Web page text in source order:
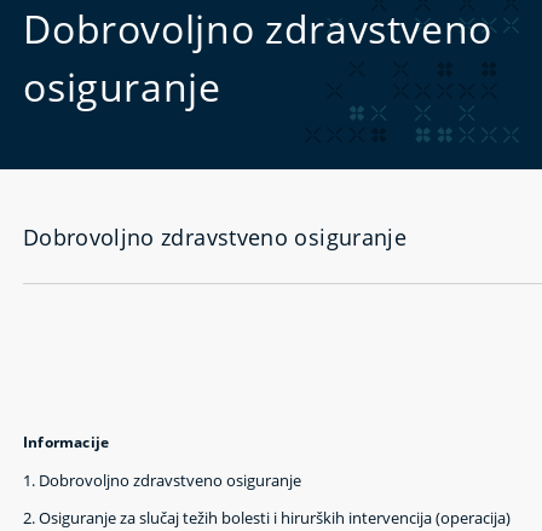
Dobrovoljno zdravstveno
osiguranje
Dobrovoljno zdravstveno osiguranje
Informacije
1. Dobrovoljno zdravstveno osiguranje
2.Osiguranje za slučaj težih bolesti i hirurških intervencija (operacija)